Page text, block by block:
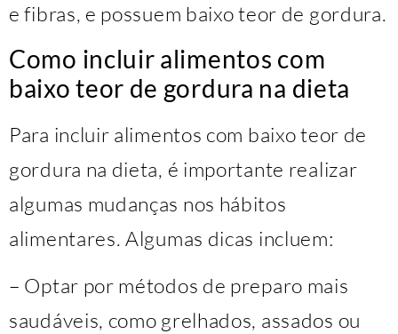
e fibras, e possuem baixo teor de gordura.
Como incluir alimentos com
baixo teor de gordura na dieta
Para incluir alimentos com baixo teor de
gordura na dieta, é importante realizar
algumas mudanças nos hábitos
alimentares. Algumas dicas incluem:
– Optar por métodos de preparo mais
saudáveis, como grelhados, assados ou